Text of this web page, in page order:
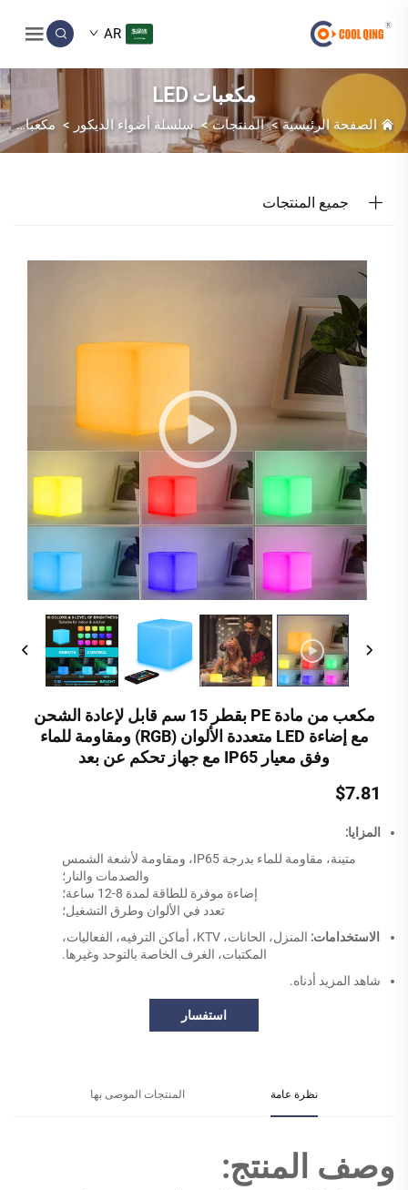
AR
مكعبات LED
الصفحة الرئيسية>المنتجات>سلسلة أضواء الديكور > مكعبات LED
جميع المنتجات
مكعب من مادة PE بقطر 15 سم قابل لإعادة الشحن
مع إضاءة LED متعددة الألوان (RGB) ومقاومة للماء
وفق معيار IP65 مع جهاز تحكم عن بعد
$7.81
المزايا:
متينة، مقاومة للماء بدرجة IP65، ومقاومة لأشعة الشمس
والصدمات والنار؛
إضاءة موفرة للطاقة لمدة 8-12 ساعة؛
تعدد في الألوان وطرق التشغيل؛
الاستخدامات:
المنزل، الحانات، KTV، أماكن الترفيه، الفعاليات،
المكتبات، الغرف الخاصة بالتوحد وغيرها.
شاهد المزيد أدناه.
استفسار
نظرة عامة المنتجات الموصى بها
وصف المنتج: